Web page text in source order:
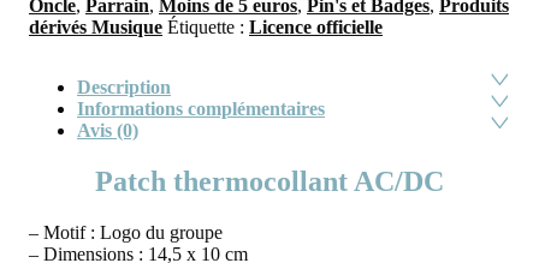
Oncle, Parrain, Moins de 5 euros, Pin's et Badges, Produits
dérivés Musique Étiquette : Licence officielle
Description
Informations complémentaires
Avis (0)
Patch thermocollant AC/DC
– Motif : Logo du groupe
– Dimensions : 14,5 x 10 cm